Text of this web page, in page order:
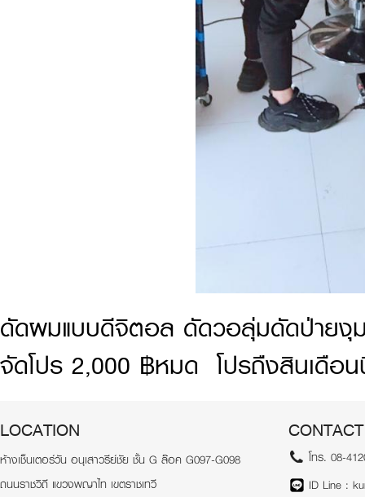
ดัดผมแบบดีจิตอล ดัดวอลุ่มดัดป่ายงุม
จัดโปร 2,000 ฿หมด โปรถืงสินเดือน
LOCATION
ห้างเช็นเตอร์วัน อนุเสาวรีย์ชัย ชั้น G ล๊อค G097-G098
ถนนราชวิถี แขวงพญาไท เขตราชเทวี
CONTACT
โทร. 08-
ID Line :